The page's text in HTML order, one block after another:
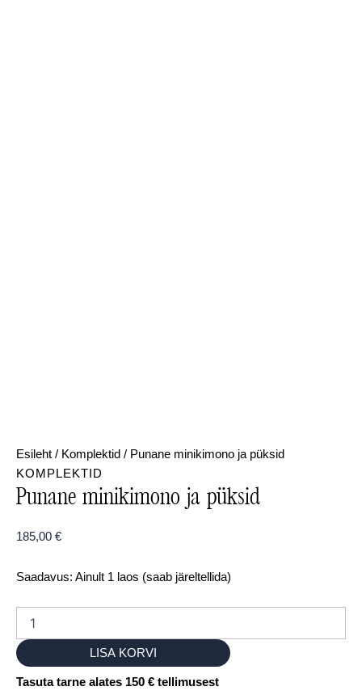
Esileht / Komplektid / Punane minikimono ja püksid
KOMPLEKTID
Punane minikimono ja püksid
185,00 €
Saadavus: Ainult 1 laos (saab järeltellida)
LISA KORVI
Tasuta tarne alates 150 € tellimusest